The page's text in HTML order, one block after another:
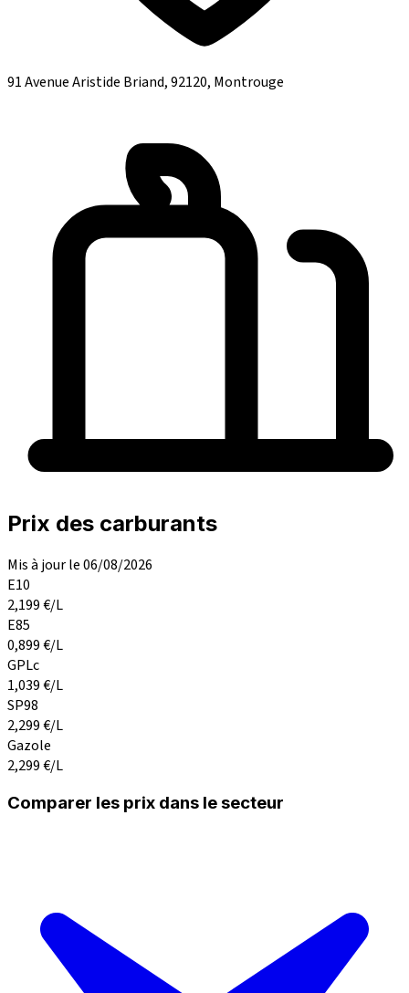
91 Avenue Aristide Briand, 92120, Montrouge
Prix des carburants
Mis à jour le 06/08/2026
E10
2,199€/L
E85
0,899€/L
GPLc
1,039€/L
SP98
2,299€/L
Gazole
2,299€/L
Comparer les prix dans le secteur